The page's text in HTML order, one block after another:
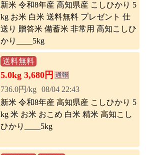
新米 令和8年産 高知県産 こしひかり 5
kg お米 白米 送料無料 プレゼント 仕
送り 贈答米 備蓄米 非常用 高知こしひ
かり____5kg
送料無料
5.0kg 3,680円
736.0円/kg 08/04 22:43
新米 令和8年産 高知県産 こしひかり 5
kg 米 お米 おこめ 白米 精米 高知こし
ひかり____5kg